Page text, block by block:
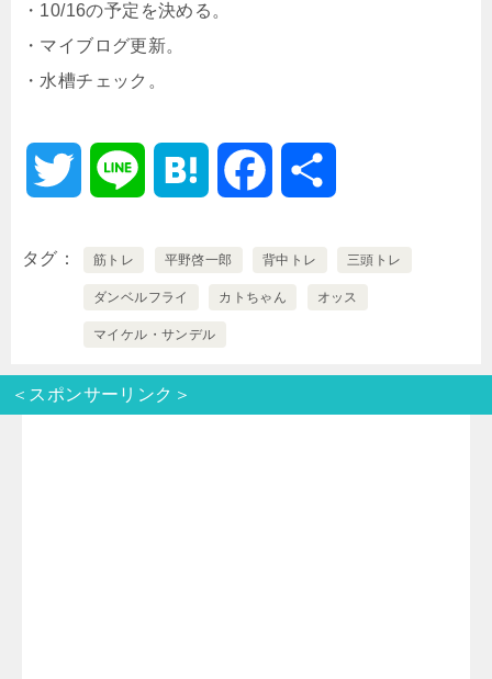
・10/16の予定を決める。
・マイブログ更新。
・水槽チェック。
t
e e
タグ
筋トレ 平野啓一郎 背中トレ 三頭トレ
ダンベルフライ カトちゃん オッス
マイケル・サンデル
＜スポンサーリンク＞